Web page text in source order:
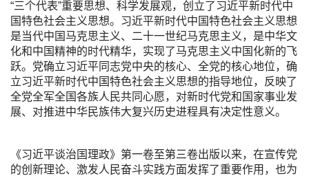
“三个代表”重要思想、科学发展观，创立了习近平新时代中
国特色社会主义思想。习近平新时代中国特色社会主义思想
是当代中国马克思主义、二十一世纪马克思主义，是中华文
化和中国精神的时代精华，实现了马克思主义中国化新的飞
跃。党确立习近平同志党中央的核心、全党的核心地位，确
立习近平新时代中国特色社会主义思想的指导地位，反映了
全党全军全国各族人民共同心愿，对新时代党和国家事业发
展、对推进中华民族伟大复兴历史进程具有决定性意义。
《习近平谈治国理政》第一卷至第三卷出版以来，在宣传党
的创新理论、激发人民奋斗实践方面发挥了重要作用，也为